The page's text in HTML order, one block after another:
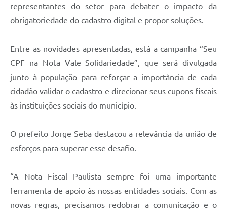
representantes do setor para debater o impacto da
obrigatoriedade do cadastro digital e propor soluções.
Entre as novidades apresentadas, está a campanha “Seu
CPF na Nota Vale Solidariedade”, que será divulgada
junto à população para reforçar a importância de cada
cidadão validar o cadastro e direcionar seus cupons fiscais
às instituições sociais do município.
O prefeito Jorge Seba destacou a relevância da união de
esforços para superar esse desafio.
“A Nota Fiscal Paulista sempre foi uma importante
ferramenta de apoio às nossas entidades sociais. Com as
novas regras, precisamos redobrar a comunicação e o